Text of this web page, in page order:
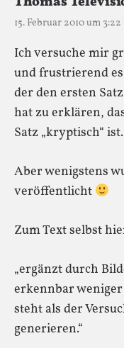
15. Februar 2010 um
Ich versuche mir
und frustrierend
der den ersten
hat zu erklären,
Satz „kryptisch“ ist.
Aber wenigstens
veröffentlicht
Zum Text selbst
„ergänzt durch
erkennbar
steht als der
generieren.“